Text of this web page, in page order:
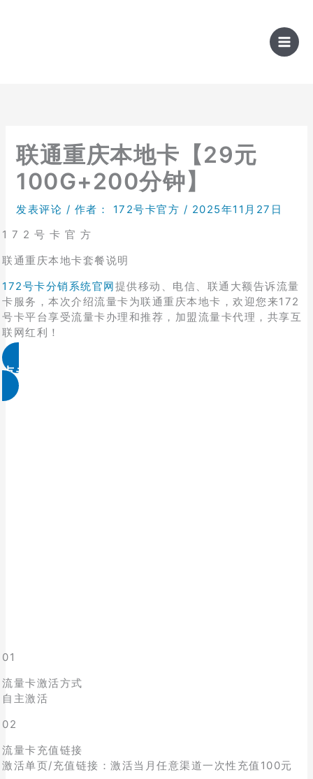
联通重庆本地卡【29元
100G+200分钟】
发表评论 / 作者： 172号卡官方 / 2025年11月27日
1 7 2 号 卡 官 方
联通重庆本地卡套餐说明
172号卡分销系统官网提供移动、电信、联通大额告诉流量
卡服务，本次介绍流量卡为联通重庆本地卡，欢迎您来172
号卡平台享受流量卡办理和推荐，加盟流量卡代理，共享互
联网红利！
点击免费领取
01
流量卡激活方式
自主激活
02
流量卡充值链接
激活单页/充值链接：激活当月任意渠道一次性充值100元